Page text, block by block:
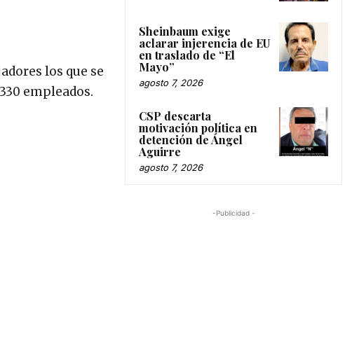
los que se
empleados.
Sheinbaum exige
aclarar injerencia de EU
en traslado de “El
Mayo”
agosto 7, 2026
CSP descarta
motivación política en
detención de Ángel
Aguirre
agosto 7, 2026
-Publicidad -